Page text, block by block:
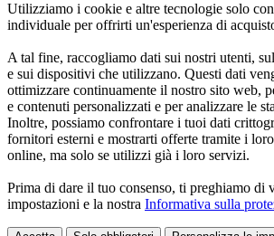
Utilizziamo i cookie e altre tecnologie solo
individuale per offrirti un'esperienza di
A tal fine, raccogliamo dati sui nostri utenti,
e sui dispositivi che utilizzano. Questi dati
ottimizzare continuamente il nostro sito web,
e contenuti personalizzati e per analizzare le
Inoltre, possiamo confrontare i tuoi dati
fornitori esterni e mostrarti offerte tramite i
online, ma solo se utilizzi già i loro servizi.
Prima di dare il tuo consenso, ti preghiamo di
impostazioni e la nostra Informativa sulla